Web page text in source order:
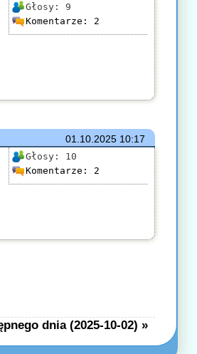
Głosy: 9
Komentarze: 2
01.10.202510:17
Głosy: 10
Komentarze: 2
dnia (2025-10-02) »